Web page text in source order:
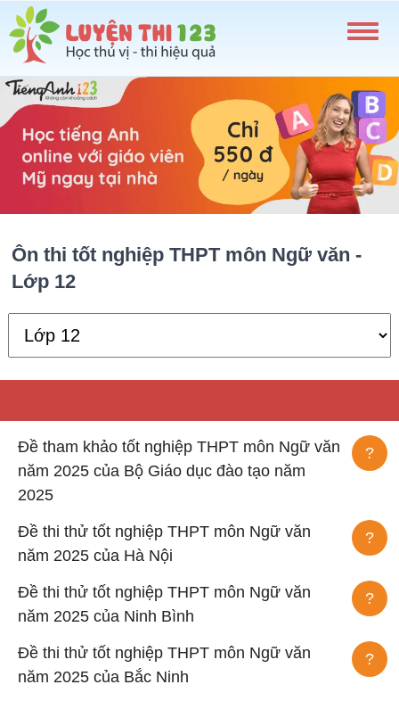
Ôn thi tốt nghiệp THPT môn Ngữ văn -
Lớp 12
Đề tham khảo tốt nghiệp THPT môn Ngữ văn
năm 2025 của Bộ Giáo dục đào tạo năm
2025
?
Đề thi thử tốt nghiệp THPT môn Ngữ văn
năm 2025 của Hà Nội
?
Đề thi thử tốt nghiệp THPT môn Ngữ văn
năm 2025 của Ninh Bình
?
Đề thi thử tốt nghiệp THPT môn Ngữ văn
năm 2025 của Bắc Ninh
?